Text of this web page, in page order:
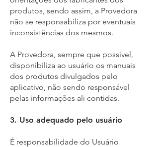
produtos, sendo assim, a Provedora
não se responsabiliza por eventuais
inconsistências dos mesmos.
A Provedora, sempre que possível,
disponibiliza ao usuário os manuais
dos produtos divulgados pelo
aplicativo, não sendo responsável
pelas informações ali contidas.
3. Uso adequado pelo usuário
É responsabilidade do Usuário